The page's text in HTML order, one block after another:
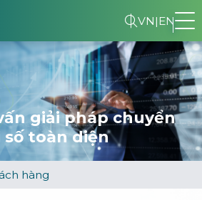
VN|EN
giải pháp chuyển
số toàn diện
hàng